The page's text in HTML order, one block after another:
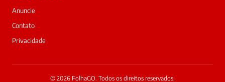
Anuncie
Contato
Privacidade
© 2026 FolhaGO. Todos os direitos reservados.